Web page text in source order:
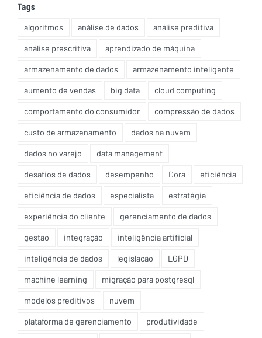
Tags
algoritmos análise de dados análise preditiva
análise prescritiva aprendizado de máquina
armazenamento de dados armazenamento inteligente
aumento de vendas big data cloud computing
comportamento do consumidor compressão de dados
custo de armazenamento dados na nuvem
dados no varejo data management
desafios de dados desempenho Dora eficiência
eficiência de dados especialista estratégia
experiência do cliente gerenciamento de dados
gestão integração inteligência artificial
inteligência de dados legislação LGPD
machine learning migração para postgresql
modelos preditivos nuvem
plataforma de gerenciamento produtividade